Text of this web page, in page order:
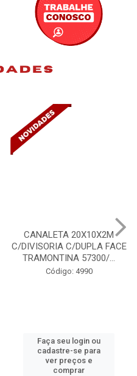
CANALETA 20X10X2M
C/DIVISORIA C/DUPLA FACE
TRAMONTINA 57300/...
Código: 4990
Faça seu login ou
cadastre-se para
ver preços e
comprar